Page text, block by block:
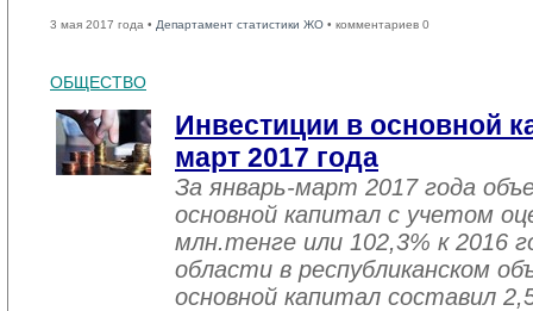
3 мая 2017 года • Департамент статистики ЖО • комментариев 0
ОБЩЕСТВО
Инвестиции в основной
март 2017 года
За январь-март 2017 года
основной капитал с учетом
млн.тенге или 102,3% к 2016
области в республиканском
основной капитал составил